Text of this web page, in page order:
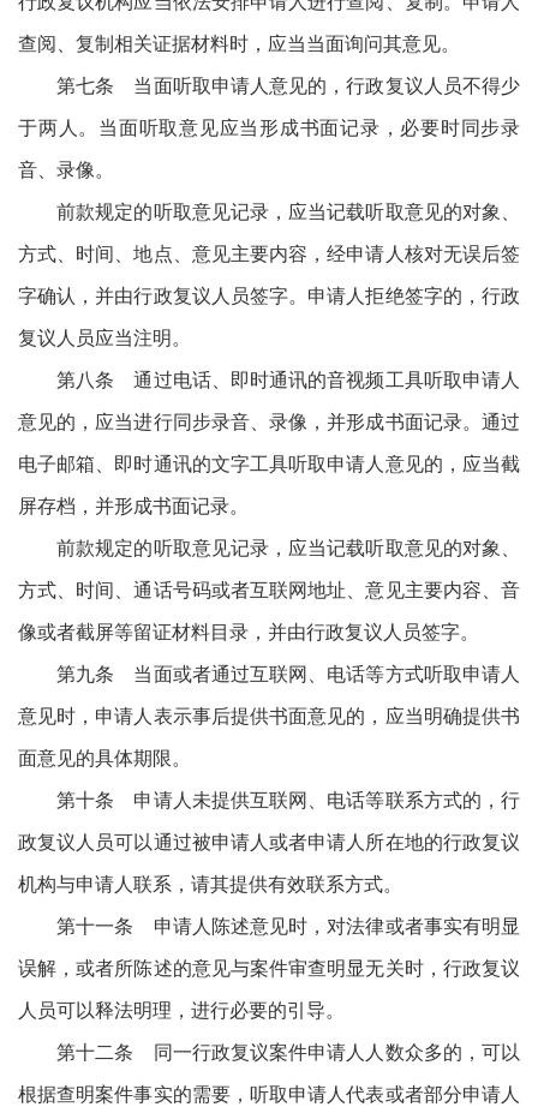
查阅、复制相关证据材料时，应当当面询问其意见。
第七条 当面听取申请人意见的，行政复议人员不得少
于两人。当面听取意见应当形成书面记录，必要时同步录
音、录像。
前款规定的听取意见记录，应当记载听取意见的对象、
方式、时间、地点、意见主要内容，经申请人核对无误后签
字确认，并由行政复议人员签字。申请人拒绝签字的，行政
复议人员应当注明。
第八条 通过电话、即时通讯的音视频工具听取申请人
意见的，应当进行同步录音、录像，并形成书面记录。通过
电子邮箱、即时通讯的文字工具听取申请人意见的，应当截
屏存档，并形成书面记录。
前款规定的听取意见记录，应当记载听取意见的对象、
方式、时间、通话号码或者互联网地址、意见主要内容、音
像或者截屏等留证材料目录，并由行政复议人员签字。
第九条 当面或者通过互联网、电话等方式听取申请人
意见时，申请人表示事后提供书面意见的，应当明确提供书
面意见的具体期限。
第十条 申请人未提供互联网、电话等联系方式的，行
政复议人员可以通过被申请人或者申请人所在地的行政复议
机构与申请人联系，请其提供有效联系方式。
第十一条 申请人陈述意见时，对法律或者事实有明显
误解，或者所陈述的意见与案件审查明显无关时，行政复议
人员可以释法明理，进行必要的引导。
第十二条 同一行政复议案件申请人人数众多的，可以
根据查明案件事实的需要，听取申请人代表或者部分申请人